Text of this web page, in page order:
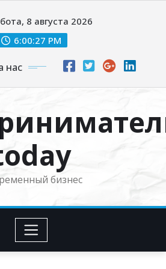
8 августа 2026
6:00:28 PM
нас
бизнес